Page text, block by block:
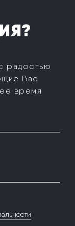
радостью
Вас
время